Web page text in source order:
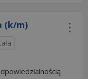
(k/m)